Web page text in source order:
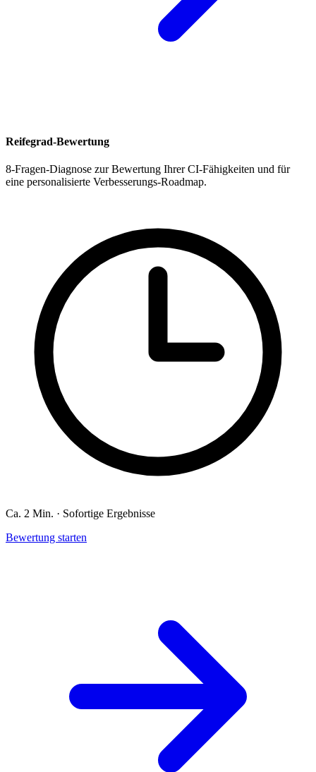
Reifegrad-Bewertung
8-Fragen-Diagnose zur Bewertung Ihrer CI-Fähigkeiten und für
eine personalisierte Verbesserungs-Roadmap.
Ca. 2 Min. · Sofortige Ergebnisse
Bewertung starten